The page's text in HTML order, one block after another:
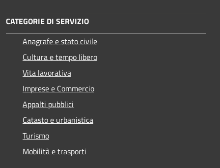
CATEGORIE DI SERVIZIO
Anagrafe e stato civile
Cultura e tempo libero
Vita lavorativa
Imprese e Commercio
Appalti pubblici
Catasto e urbanistica
Turismo
Mobilità e trasporti